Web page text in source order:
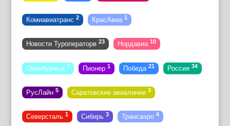
Комиавиатранс 2 КрасАвиа 1
Новости Туроператорв 23 Нордавиа 10
Оренбуржье 3 Пионер 1 Победа 21 Россия 34
РусЛайн 5 Саратовские авиалинии 3
Северсталь 1 Сибирь 3 Трансаэро 4